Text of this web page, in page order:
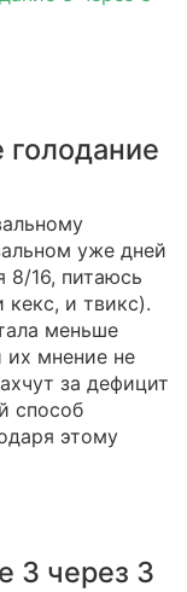
голодание
уже дней
8/16, питаюсь
и твикс).
меньше
их мнение не
за дефицит
способ
этому
3 через 3